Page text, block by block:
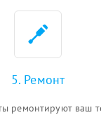
5. Ремонт
ремонтируют ваш